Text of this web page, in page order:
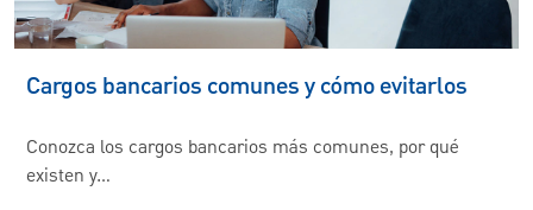
Cargos bancarios comunes y cómo evitarlos
Conozca los cargos bancarios más comunes, por qué
existen y…